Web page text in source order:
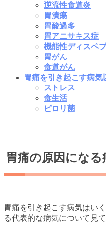
逆流性食道炎
胃潰瘍
胃酸過多
胃アニサキス症
機能性ディスペ
胃がん
食道がん
胃痛を引き起こす病気
ストレス
食生活
ピロリ菌
胃痛の原因になる
胃痛を引き起こす病気はい
る代表的な病気について見